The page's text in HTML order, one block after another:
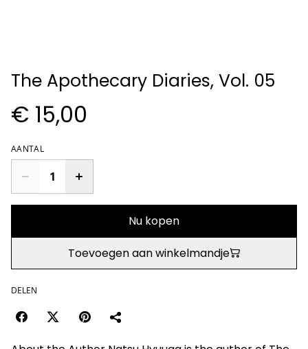
The Apothecary Diaries, Vol. 05
€ 15,00
AANTAL
Nu kopen
Toevoegen aan winkelmandje
DELEN